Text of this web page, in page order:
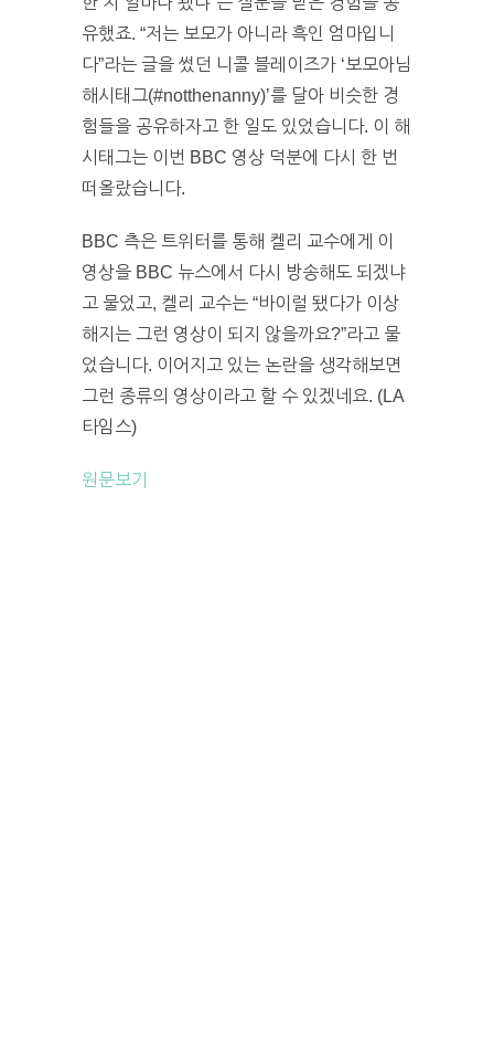
유했죠. “저는 보모가 아니라 흑인 엄마입니
다”라는 글을 썼던 니콜 블레이즈가 ‘보모아님
해시태그(#notthenanny)’를 달아 비슷한 경
험들을 공유하자고 한 일도 있었습니다. 이 해
시태그는 이번 BBC 영상 덕분에 다시 한 번
떠올랐습니다.
BBC 측은 트위터를 통해 켈리 교수에게 이
영상을 BBC 뉴스에서 다시 방송해도 되겠냐
고 물었고, 켈리 교수는 “바이럴 됐다가 이상
해지는 그런 영상이 되지 않을까요?”라고 물
었습니다. 이어지고 있는 논란을 생각해보면
그런 종류의 영상이라고 할 수 있겠네요. (LA
타임스)
원문보기